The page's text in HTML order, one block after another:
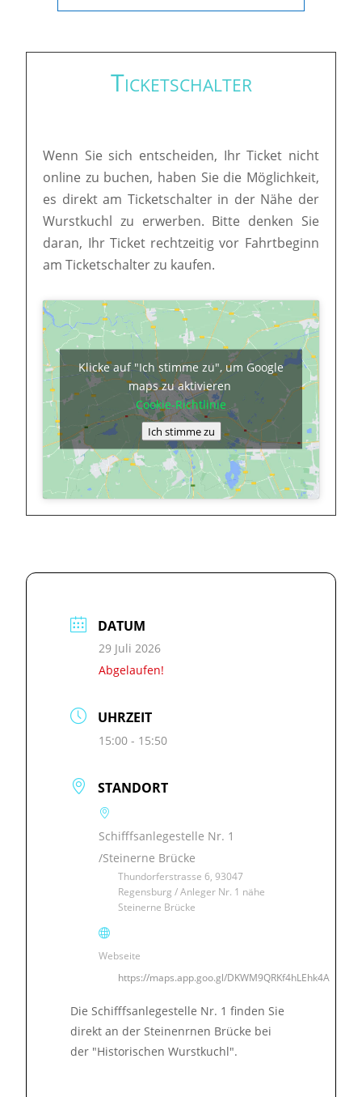
Ticketschalter
Wenn Sie sich entscheiden, Ihr Ticket nicht
online zu buchen, haben Sie die Möglichkeit,
es direkt am Ticketschalter in der Nähe der
Wurstkuchl zu erwerben. Bitte denken Sie
daran, Ihr Ticket rechtzeitig vor Fahrtbeginn
am Ticketschalter zu kaufen.
Klicke auf "Ich stimme zu", um Google
maps zu aktivieren
Cookie-Richtlinie
Ich stimme zu
DATUM
29 Juli 2026
Abgelaufen!
UHRZEIT
15:00 - 15:50
STANDORT
Schifffsanlegestelle Nr. 1
/Steinerne Brücke
Thundorferstrasse 6, 93047
Regensburg / Anleger Nr. 1 nähe
Steinerne Brücke
Webseite
https://maps.app.goo.gl/DKWM9QRKf4hLEhk4A
Die Schifffsanlegestelle Nr. 1 finden Sie
direkt an der Steinenrnen Brücke bei
der "Historischen Wurstkuchl".